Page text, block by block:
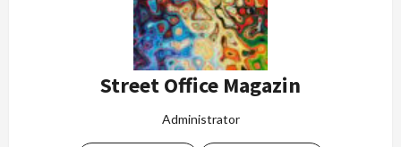
Street Office Magazin
Administrator